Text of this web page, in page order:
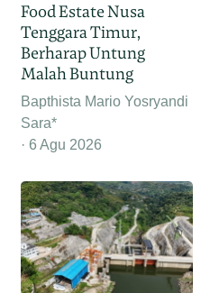
Food Estate Nusa
Tenggara Timur,
Berharap Untung
Malah Buntung
Bapthista Mario Yosryandi
Sara*
6 Agu 2026